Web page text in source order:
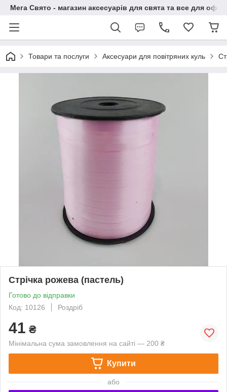
Мега Свято - магазин аксесуарів для свята та все для
Товари та послуги Аксесуари для повітряних куль
Стрічка рожева (пастель)
Готово до відправки
Код: 10126
Роздріб
41 ₴
Мінімальна сума замовлення на сайті — 200 ₴
Купити
або